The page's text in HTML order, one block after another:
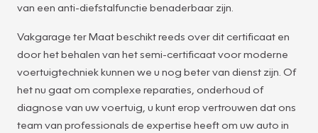
van een anti-diefstalfunctie benaderbaar zijn.
Vakgarage ter Maat beschikt reeds over dit certificaat en
door het behalen van het semi-certificaat voor moderne
voertuigtechniek kunnen we u nog beter van dienst zijn. Of
het nu gaat om complexe reparaties, onderhoud of
diagnose van uw voertuig, u kunt erop vertrouwen dat ons
team van professionals de expertise heeft om uw auto in